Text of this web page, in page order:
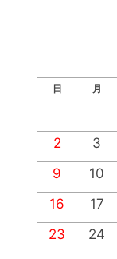
日 月
2
3
9
10
16
17
23
24